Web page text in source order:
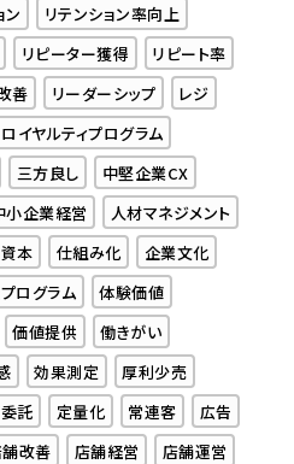
ン
リテンション率向上
リピーター獲得
リピート率
善 リーダーシップ
レジ
ロイヤルティプログラム
三方良し
中堅企業CX
小企業経営
人材マネジメント
本 仕組み化
企業文化
ログラム
体験価値
価値提供
働きがい
効果測定
厚利少売
託 定量化 常連客
広告
改善 店舗経営
店舗運営